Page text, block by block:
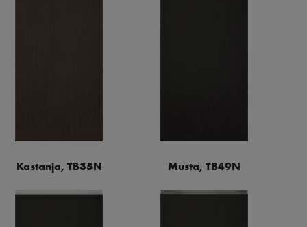
Kastanja, TB35N Musta, TB49N